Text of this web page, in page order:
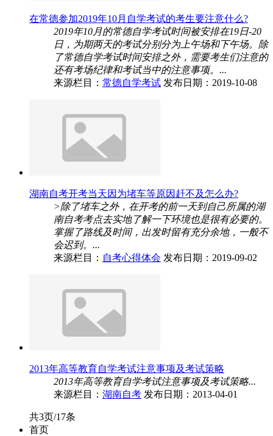
在常德参加2019年10月自学考试的考生要注意什么?
2019年10月的常德自学考试时间被安排在19日-20
日，为期两天的考试分别分为上午场和下午场。除
了常德自学考试时间安排之外，需要考生们注意的
还有考场纪律和考试当中的注意事项。...
来源栏目： 常德自学考试 发布日期：2019-10-08
湖南自考开考当天因为堵车等原因赶不及怎么办?
>除了堵车之外，在开考的前一天到自己所属的湖
南自考考点去实地了解一下环境也是很有必要的。
掌握了路线及时间，出发时留有充分余地，一般不
会迟到。...
来源栏目： 自考心得体会 发布日期：2019-09-02
2013年高等教育自学考试注意事项及考试策略
2013年高等教育自学考试注意事项及考试策略...
来源栏目： 湖南自考 发布日期：2013-04-01
共3页/17条
首页